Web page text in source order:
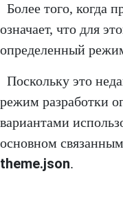
Более того, когда
означает, что для
определенный
Поскольку это
режим разработки
вариантами
основном
theme.json.